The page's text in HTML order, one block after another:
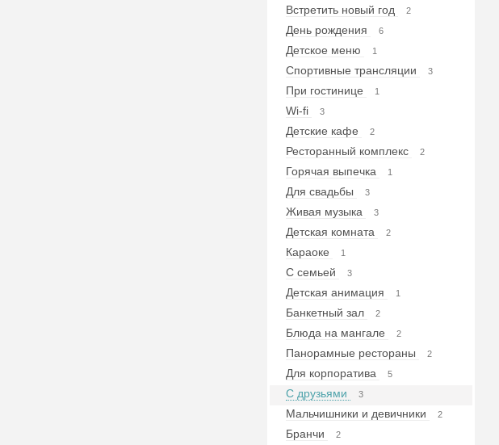
Встретить новый год 2
День рождения 6
Детское меню 1
Спортивные трансляции 3
При гостинице 1
Wi-fi 3
Детские кафе 2
Ресторанный комплекс 2
Горячая выпечка 1
Для свадьбы 3
Живая музыка 3
Детская комната 2
Караоке 1
С семьей 3
Детская анимация 1
Банкетный зал 2
Блюда на мангале 2
Панорамные рестораны 2
Для корпоратива 5
С друзьями 3
Мальчишники и девичники 2
Бранчи 2